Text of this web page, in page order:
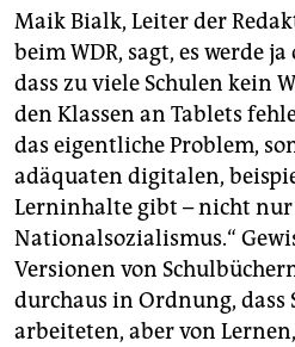
Maik Bialk, Leiter der
beim WDR, sagt, es werde
dass zu viele Schulen kein
den Klassen an Tablets
das eigentliche Problem,
adäquaten digitalen,
Lerninhalte gibt – nicht nur
Nationalsozialismus.“
Versionen von
durchaus in Ordnung, dass
arbeiteten, aber von